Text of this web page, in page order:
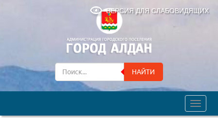
ВЕРСИЯ ДЛЯ СЛАБОВИДЯЩИХ
НАЙТИ
trk